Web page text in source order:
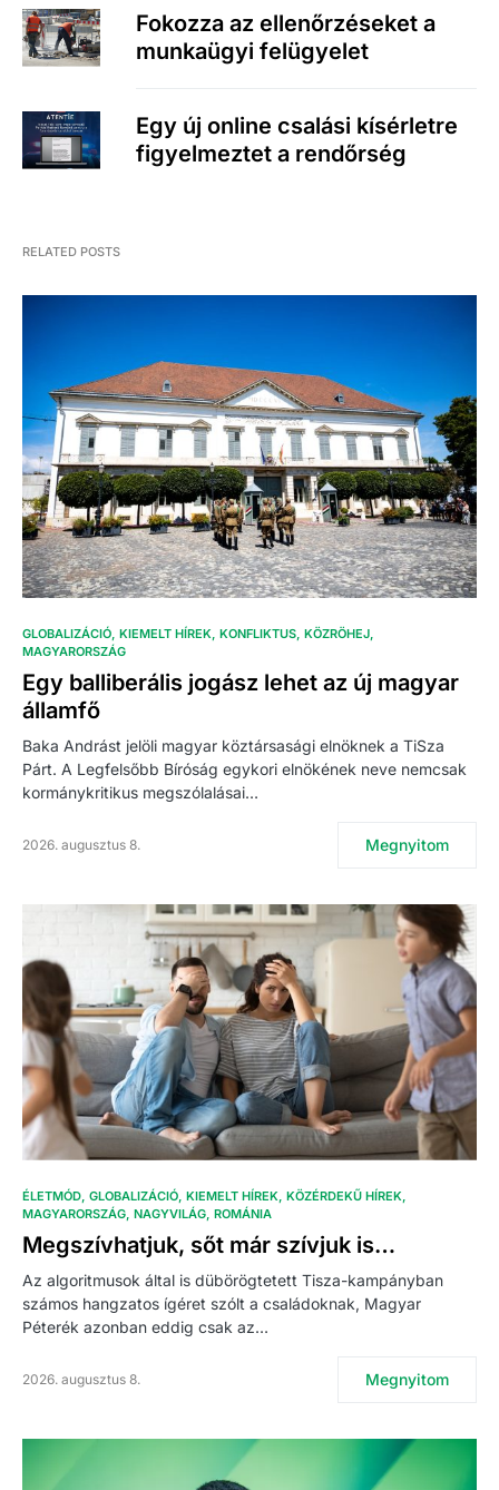
Fokozza az ellenőrzéseket a
munkaügyi felügyelet
Egy új online csalási kísérletre
figyelmeztet a rendőrség
RELATED POSTS
GLOBALIZÁCIÓ KIEMELT HÍREK KONFLIKTUS KÖZRÖHEJ
MAGYARORSZÁG
Egy balliberális jogász lehet az új magyar
államfő
Baka Andrást jelöli magyar köztársasági elnöknek a TiSza
Párt. A Legfelsőbb Bíróság egykori elnökének neve nemcsak
kormánykritikus megszólalásai…
2026. augusztus 8. Megnyitom
ÉLETMÓD GLOBALIZÁCIÓ KIEMELT HÍREK KÖZÉRDEKŰ HÍREK
MAGYARORSZÁG NAGYVILÁG ROMÁNIA
Megszívhatjuk, sőt már szívjuk is…
Az algoritmusok által is dübörögtetett Tisza-kampányban
számos hangzatos ígéret szólt a családoknak, Magyar
Péterék azonban eddig csak az…
2026. augusztus 8. Megnyitom